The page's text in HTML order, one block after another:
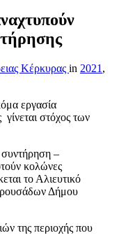
Κέρκυρας in 2021 ,
εργασία
στόχος των
συντήρηση –
κολώνες
το Αλιευτικό
Δήμου
της περιοχής που